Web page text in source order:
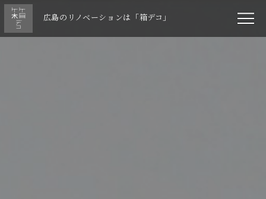
広島のリノベーションは「箱デコ」